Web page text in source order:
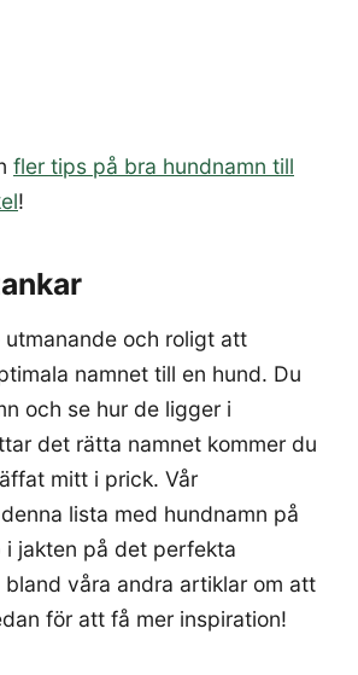
fler tips på bra hundnamn till
!
och roligt att
namnet till en hund. Du
och se hur de ligger i
det rätta namnet kommer du
mitt i prick. Vår
lista med hundnamn på
i jakten på det perfekta
bland våra andra artiklar om att
för att få mer inspiration!